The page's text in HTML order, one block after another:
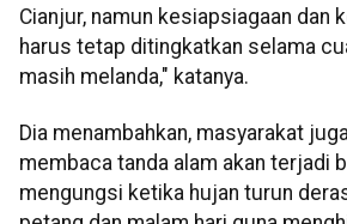
Cianjur, namun kesiapsiagaan dan
harus tetap ditingkatkan selama
masih melanda," katanya.
Dia menambahkan, masyarakat
membaca tanda alam akan terjadi
mengungsi ketika hujan turun